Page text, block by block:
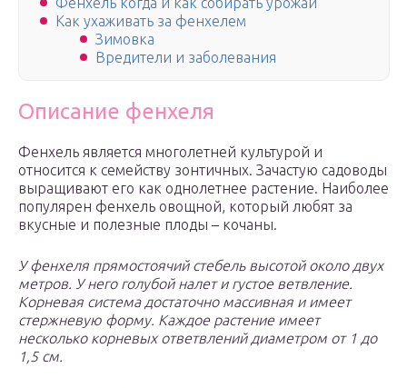
Как ухаживать за фенхелем
Зимовка
Вредители и заболевания
Описание фенхеля
Фенхель является многолетней культурой и
относится к семейству зонтичных. Зачастую садоводы
выращивают его как однолетнее растение. Наиболее
популярен фенхель овощной, который любят за
вкусные и полезные плоды – кочаны.
У фенхеля прямостоячий стебель высотой около двух
метров. У него голубой налет и густое ветвление.
Корневая система достаточно массивная и имеет
стержневую форму. Каждое растение имеет
несколько корневых ответвлений диаметром от 1 до
1,5 см.